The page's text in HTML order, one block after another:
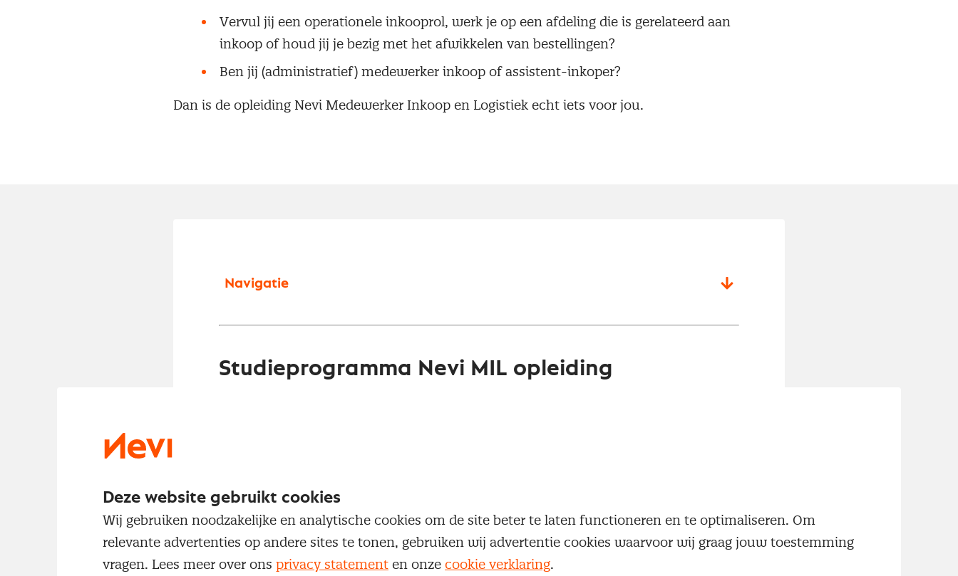
Vervul jij een operationele inkooprol, werk je op een afdeling die is gerelateerd aan
inkoop of houd jij je bezig met het afwikkelen van bestellingen?
Ben jij (administratief) medewerker inkoop of assistent-inkoper?
Dan is de opleiding Nevi Medewerker Inkoop en Logistiek echt iets voor jou.
Navigatie
Studieprogramma Nevi MIL opleiding
In de eerste module van Nevi MIL 1 krijg je een algemene inleiding in inkoop. Je
krijgt antwoord op vragen als: wat is inkoop nu eigenlijk en waar is inkoop precies
verantwoordelijk voor? Daarnaast bekijken we de structuur en de processen binnen
Deze website gebruikt cookies
Wij gebruiken noodzakelijke en analytische cookies om de site beter te laten functioneren en te optimaliseren. Om
relevante advertenties op andere sites te tonen, gebruiken wij advertentie cookies waarvoor wij graag jouw toestemming
vragen. Lees meer over ons privacy statement en onze cookie verklaring.